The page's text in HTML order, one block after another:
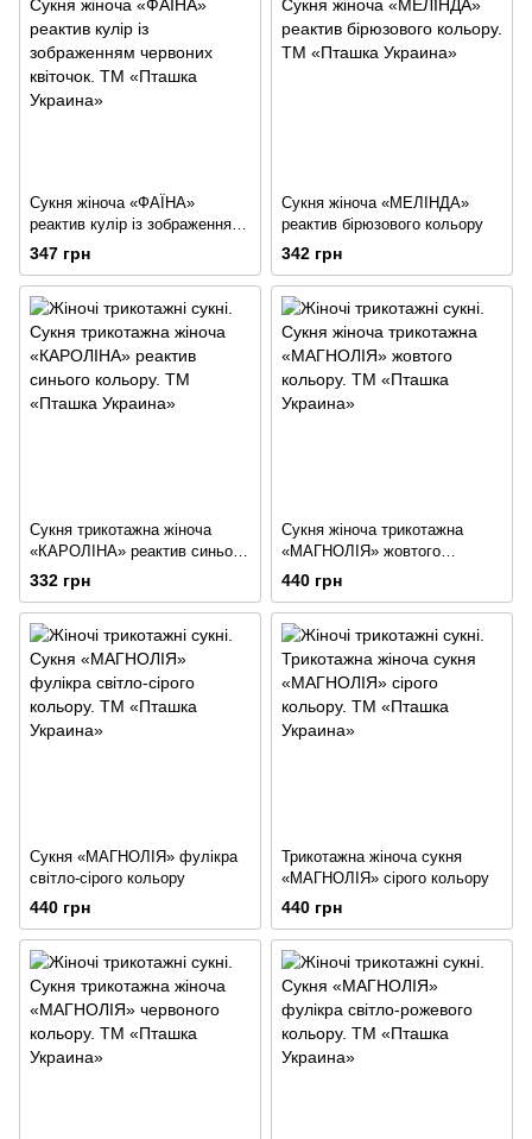
Сукня жіноча «ФАЇНА»
реактив кулір із зображенням
червоних квіточок
347 грн
Сукня жіноча «МЕЛІНДА»
реактив бірюзового кольору
342 грн
Сукня трикотажна жіноча
«КАРОЛІНА» реактив синього
кольору
332 грн
Сукня жіноча трикотажна
«МАГНОЛІЯ» жовтого
кольору
440 грн
Сукня «МАГНОЛІЯ» фулікра
світло-сірого кольору
440 грн
Трикотажна жіноча сукня
«МАГНОЛІЯ» сірого кольору
440 грн